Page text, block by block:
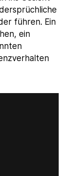
führen. Ein
ein